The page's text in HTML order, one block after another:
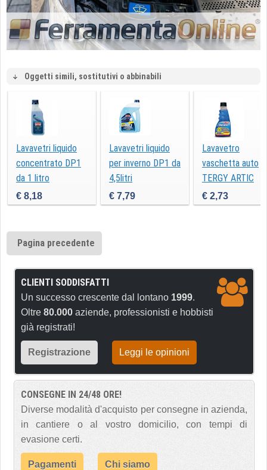
Oggetti simili, sostitutivi o abbinabili
Lavavetri liquido
concentrato DP1
da 1 litro
€ 8,18
Lavavetri liquido
per inverno DP1 da
4,5litri
€ 7,79
Lavavetro
vaschetta auto
TERGY ARTIC
Mafra 250 ml
€ 2,73
Pagina precedente
CLIENTI SODDISFATTI
Un successo crescente dal lontano 1999.
Oltre 80.000 aziende, professionisti e hobbisti
già registrati!
Registrazione Leggi le opinioni
CONSEGNE IN 24/48 ORE!
Diverse modalità d'acquisto per consegne in azienda,
in cantiere o al vostro domicilio, con tempi di
evasione certi.
Pagamenti Chi siamo